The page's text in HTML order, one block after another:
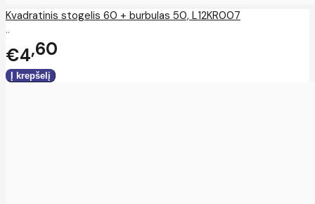
Kvadratinis stogelis 60 + burbulas 50, L12KR007
..
€4 60